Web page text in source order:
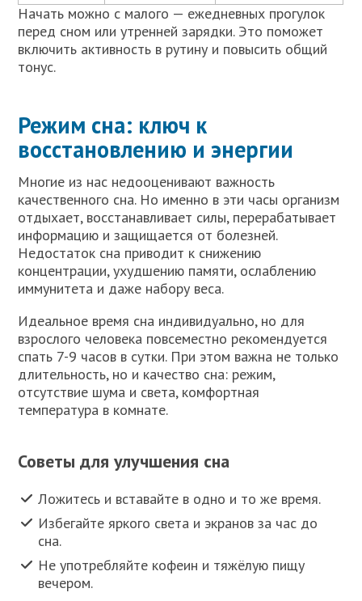
Начать можно с малого — ежедневных прогулок
перед сном или утренней зарядки. Это поможет
включить активность в рутину и повысить общий
тонус.
Режим сна: ключ к
восстановлению и энергии
Многие из нас недооценивают важность
качественного сна. Но именно в эти часы организм
отдыхает, восстанавливает силы, перерабатывает
информацию и защищается от болезней.
Недостаток сна приводит к снижению
концентрации, ухудшению памяти, ослаблению
иммунитета и даже набору веса.
Идеальное время сна индивидуально, но для
взрослого человека повсеместно рекомендуется
спать 7-9 часов в сутки. При этом важна не только
длительность, но и качество сна: режим,
отсутствие шума и света, комфортная
температура в комнате.
Советы для улучшения сна
Ложитесь и вставайте в одно и то же время.
Избегайте яркого света и экранов за час до
сна.
Не употребляйте кофеин и тяжёлую пищу
вечером.